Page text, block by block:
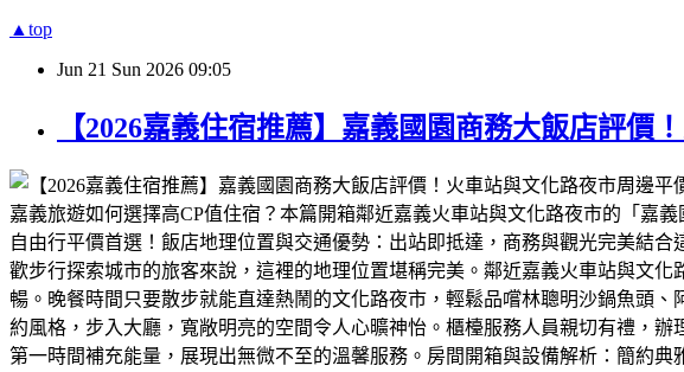
▲top
Jun 21 Sun 2026 09:05
【2026嘉義住宿推薦】嘉義國園商務大飯店評
嘉義旅遊如何選擇高CP值住宿？本篇開箱鄰近嘉義火車站與文化路夜市的「嘉
自由行平價首選！​飯店地理位置與交通優勢：出站即抵達，商務與觀光完美結
歡步行探索城市的旅客來說，這裡的地理位置堪稱完美。​鄰近嘉義火車站與文
暢。晚餐時間只要散步就能直達熱鬧的文化路夜市，輕鬆品嚐林聰明沙鍋魚頭
約風格，步入大廳，寬敞明亮的空間令人心曠神怡。櫃檯服務人員親切有禮，
第一時間補充能量，展現出無微不至的溫馨服務。房間開箱與設備解析：簡約